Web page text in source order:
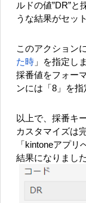
ルドの値”DR”と
うな結果がセッ
このアクション
た時 」を指定し
採番値をフォー
ンには「8」を指
以上で、採番キ
カスタマイズは
「kintoneアプ
結果になりました